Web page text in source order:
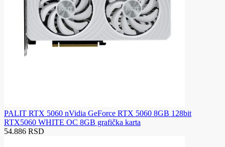
PALIT RTX 5060 nVidia GeForce RTX 5060 8GB 128bit
RTX5060 WHITE OC 8GB grafička karta
54.886 RSD